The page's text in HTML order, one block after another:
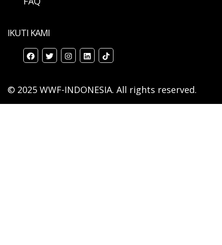
IKUTI KAMI
© 2025 WWF-INDONESIA. All rights reserved.